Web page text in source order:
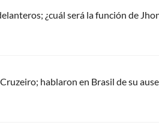
¿cuál será la función de
hablaron en Brasil de su